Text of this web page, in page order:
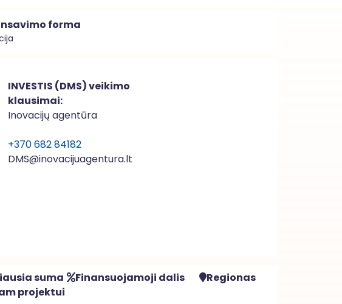
forma
INVESTIS (DMS) veikimo
klausimai:
Inovacijų agentūra
+370 682 84182
DMS@inovacijuagentura.lt
suma
projektui
Finansuojamoji dalis Regionas